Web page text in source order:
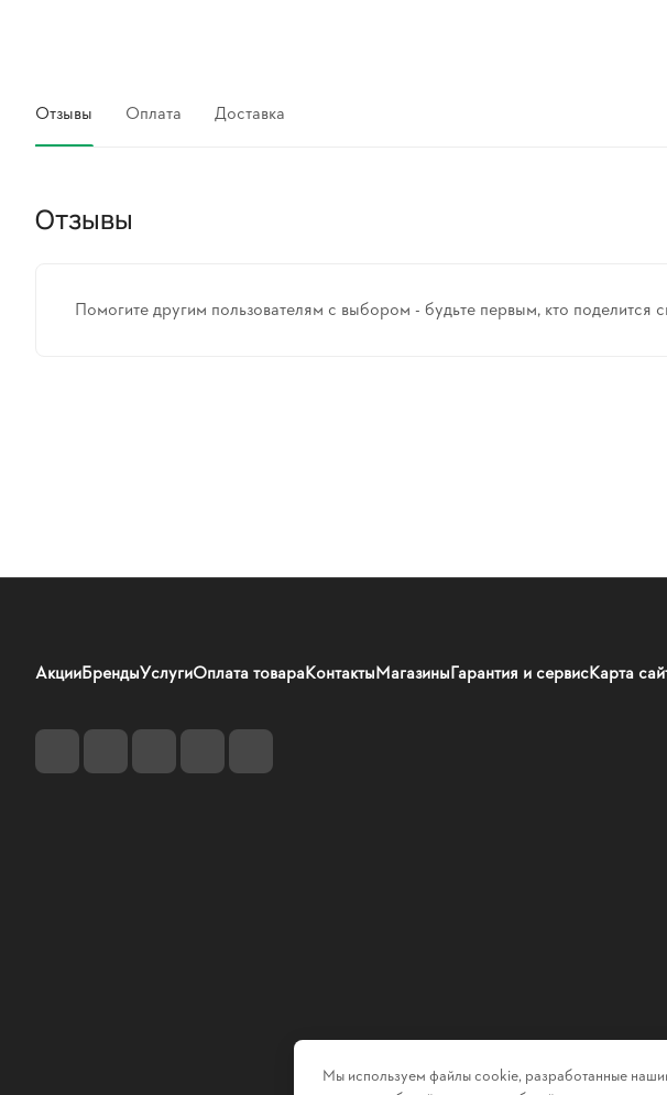
Отзывы Оплата Доставка
Отзывы
Помогите другим пользователям с выбором - будьте первым, кто поделится
АкцииБрендыУслугиОплата товараКонтактыМагазиныГарантия и сервисКарта
Мы используем файлы cookie, разработанные